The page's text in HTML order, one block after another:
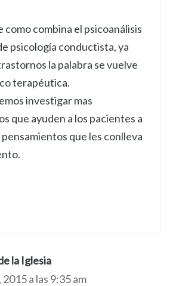
combina el psicoanálisis
psicología conductista, ya
la palabra se vuelve
terapéutica.
investigar mas
que ayuden a los pacientes a
que les conlleva
la Iglesia
2015 a las 9:35 am